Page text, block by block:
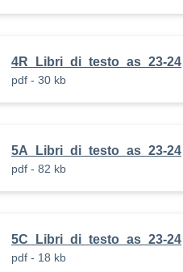
4R_Libri_di_testo_as_23-24
pdf - 30 kb
5A_Libri_di_testo_as_23-24
pdf - 82 kb
5C_Libri_di_testo_as_23-24
pdf - 18 kb